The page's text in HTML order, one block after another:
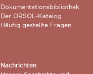
Dokumentationsbibliothek
Der ORSOL-Katalog
Häufig gestellte Fragen
Nachrichten